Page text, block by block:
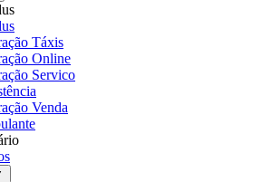
Táxis
Online
Servico
Venda